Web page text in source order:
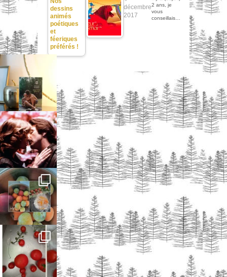
dessins
animés
poétiques
et
féeriques
préférés !
décembre
2017
2 ans, je
vous
conseillais…